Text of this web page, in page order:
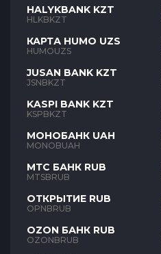
HALYKBANK KZT
HLKBKZT
КАРТА HUMO UZS
HUMOUZS
JUSAN BANK KZT
JSNBKZT
KASPI BANK KZT
KSPBKZT
МОНОБАНК UAH
MONOBUAH
МТС БАНК RUB
MTSBRUB
ОТКРЫТИЕ RUB
OPNBRUB
OZON БАНК RUB
OZONBRUB